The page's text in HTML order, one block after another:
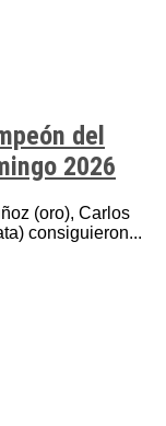
del
2026
(oro), Carlos
consiguieron...